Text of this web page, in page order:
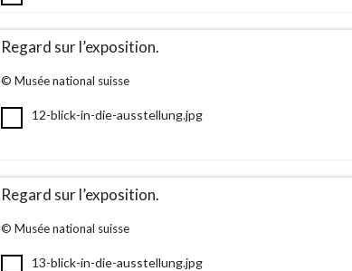
Regard sur l’exposition.
© Musée national suisse
12-blick-in-die-ausstellung.jpg
Regard sur l’exposition.
© Musée national suisse
13-blick-in-die-ausstellung.jpg